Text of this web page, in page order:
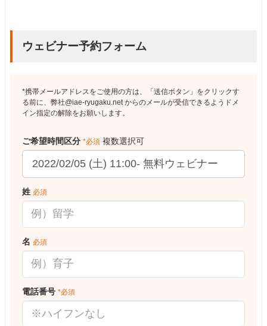
ウェビナー予約フォーム
*携帯メールアドレスをご使用の方は、「送信ボタン」をクリックす
る前に、弊社@iae-ryugaku.net からのメールが受信できるようドメ
イン指定の解除をお願いします。
ご希望時間区分 *必須 複数選択可
姓 必須
名 必須
電話番号 *必須